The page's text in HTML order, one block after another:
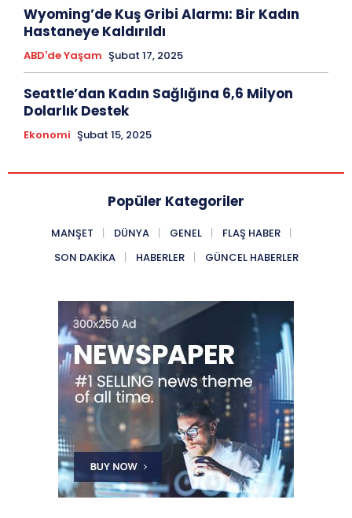
Wyoming’de Kuş Gribi Alarmı: Bir Kadın
Hastaneye Kaldırıldı
ABD'de Yaşam Şubat 17, 2025
Seattle’dan Kadın Sağlığına 6,6 Milyon
Dolarlık Destek
Ekonomi Şubat 15, 2025
Popüler Kategoriler
MANŞET DÜNYA GENEL
FLAŞ HABER
SON DAKIKA
HABERLER GÜNCEL HABERLER